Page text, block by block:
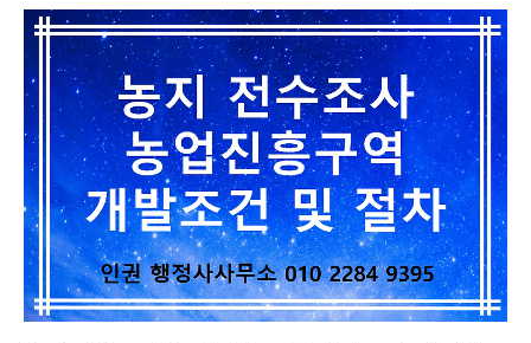
려니 금리 부담 때문에 발만 동동 구르게 됩니다.하지만 하늘이 무너져도
솟아날 구멍은 있는 법! 문화체육관광부에서 지원하는 '관광진흥개발기금
융자지원 사업'을 활용하면 무려 1%대(또는 변동 저금리)로 건축 및 개보
수 자금을 조달할 수 있다는 사실, 알고 계셨나요?오늘은 이 대박 혜택을
통해..